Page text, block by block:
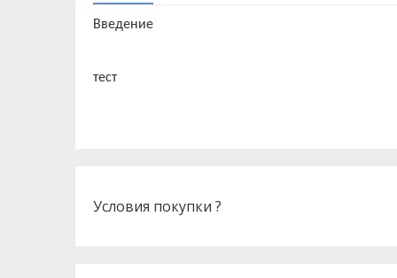
Введение
Условия покупки ?